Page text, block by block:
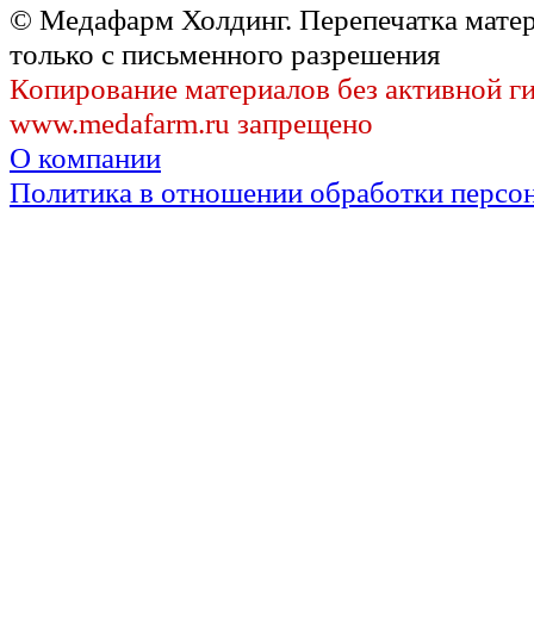
© Медафарм Холдинг. Перепечатка
только с письменного разрешения
Копирование материалов без активной
www.medafarm.ru запрещено
О компании
Политика в отношении обработки